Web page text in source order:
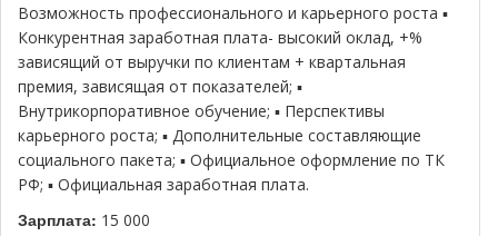
Возможность профессионального и карьерного роста ▪
Конкурентная заработная плата- высокий оклад, +%
зависящий от выручки по клиентам + квартальная
премия, зависящая от показателей; ▪
Внутрикорпоративное обучение; ▪ Перспективы
карьерного роста; ▪ Дополнительные составляющие
социального пакета; ▪ Официальное оформление по ТК
РФ; ▪ Официальная заработная плата.
Зарплата: 15 000